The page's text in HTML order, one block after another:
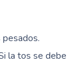
la tos se debe